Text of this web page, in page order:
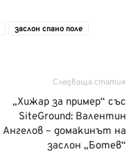
заслон спано поле
Следваща статия
„Хижар за пример“ със
SiteGround: Валентин
Ангелов – домакинът на
заслон „Ботев“